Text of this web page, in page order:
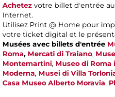
Achetez votre billet d'entrée
Internet.
Utilisez Print @ Home pour
votre ticket digital et le
Musées avec billets d'entrée
Roma, Mercati di Traiano,
Montemartini, Museo di Roma
Moderna, Musei di Villa
Casa Museo Alberto Moravia,